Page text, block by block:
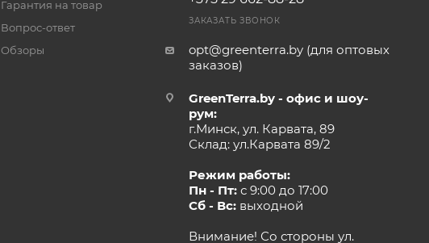
Гарантия на товар
Вопрос-ответ
Обзоры
ЗАКАЗАТЬ ЗВОНОК
opt@greenterra.by (для оптовых
заказов)
GreenTerra.by - офис и шоу-
рум:
г.Минск, ул. Карвата, 89
Склад: ул.Карвата 89/2
Режим работы:
Пн - Пт:с 9:00 до 17:00
Сб - Вс:выходной
Внимание! Со стороны ул.